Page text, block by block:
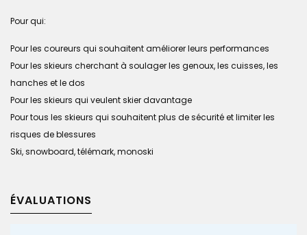
Pour qui:
Pour les coureurs qui souhaitent améliorer leurs performances
Pour les skieurs cherchant à soulager les genoux, les cuisses, les
hanches et le dos
Pour les skieurs qui veulent skier davantage
Pour tous les skieurs qui souhaitent plus de sécurité et limiter les
risques de blessures
Ski, snowboard, télémark, monoski
ÉVALUATIONS